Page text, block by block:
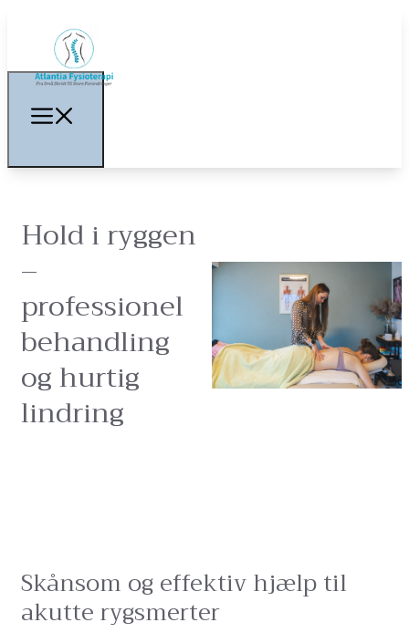
Hold i ryggen
–
professionel
behandling
og hurtig
lindring
Skånsom og effektiv hjælp til
akutte rygsmerter